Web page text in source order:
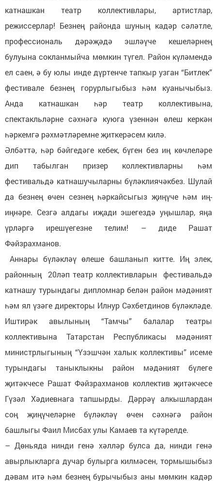
катнашкан театр коллективлары, артистлар,
режиссерлар! Безнең районда шуның кадәр сәләтле,
профессиональ дәрәҗәдә эшләүче кешеләрнең
булуына сокланмыйча мөмкин түгел. Район күләмендә
ел саен, ә бу юлы инде дүртенче тапкыр узган “Битлек”
фестивале безнең горурлыгыбыз һәм куанычыбыз.
Анда катнашкан һәр театр коллективына,
спектакльләрне сәхнәгә куюга үзеннән өлеш керкән
һәркемгә рәхмәтләремне җиткерәсем килә.
Әлбәттә, һәр бәйгедәге кебек, бүген без иң көчлеләре
дип табылган призер коллективларны һәм
фестивальдә катнашучыларны бүләклиячәкбез. Шулай
да безнең өчен сезнең һәркайсыгыз җиңүче һәм иң-
иңнәре. Сезгә алдагы иҗади эшегездә уңышлар, яңа
үрләргә ирешүегезне телим! – диде Рашат
Фәйзрахманов.
Аннары бүләкләү өлеше башланып китте. Иң элек,
районның 20ләп театр коллективларын фестивальдә
катнашу турындагы дипломнар белән район мәдәният
һәм ял үзәге директоры Илнур Сәхбетдинов бүләкләде.
Иштирәк авылының “Тамчы” балалар театры
коллективына Татарстан Республикасы мәдәният
министрлыгының “Үзэшчән халык коллективы” исеме
турындагы таныклыкны район мәдәният бүлеге
җитәкчесе Рашат Фәйзрахманов коллектив җитәкчесе
Гүзәл Хәдиевнага тапшырды. Дәррәү алкышлардан
соң җиңүчеләрне бүләкләү өчен сәхнәгә район
башлыгы Фаил Мисбах улы Камаев та күтәрелде.
– Дөньяда нинди генә хәлләр булса да, нинди генә
авырлыкларга дучар булырга килмәсен, тормышыбыз
дәвам итә һәм безнең бурычыбыз аны мөмкин кадәр